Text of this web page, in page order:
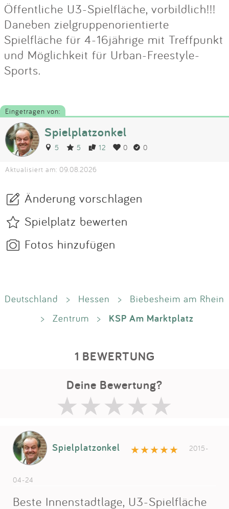
Öffentliche U3-Spielfläche, vorbildlich!!!
Daneben zielgruppenorientierte
Spielfläche für 4-16jährige mit Treffpunkt
und Möglichkeit für Urban-Freestyle-
Sports.
Eingetragen von:
Spielplatzonkel
5 5 12 0 0
Aktualisiert am: 09.08.2026
Änderung vorschlagen
Spielplatz bewerten
Fotos hinzufügen
Deutschland > Hessen >
Biebesheim am Rhein
>
Zentrum > KSP Am Marktplatz
1 BEWERTUNG
Deine Bewertung?
Spielplatzonkel 2015-
04-24
Beste Innenstadtlage, U3-Spielfläche